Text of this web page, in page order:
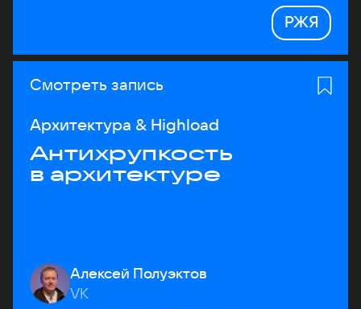
РЖЯ
Смотреть запись
Архитектура & Highload
Антихрупкость
в архитектуре
Алексей Полуэктов
VK